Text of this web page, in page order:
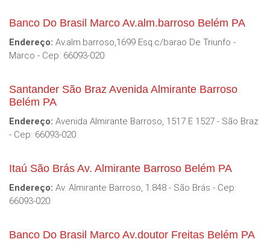
Banco Do Brasil Marco Av.alm.barroso Belém PA
Endereço: Av.alm.barroso,1699 Esq.c/barao De Triunfo -
Marco - Cep: 66093-020
Santander São Braz Avenida Almirante Barroso
Belém PA
Endereço: Avenida Almirante Barroso, 1517 E 1527 - São Braz
- Cep: 66093-020
Itaú São Brás Av. Almirante Barroso Belém PA
Endereço: Av. Almirante Barroso, 1.848 - São Brás - Cep:
66093-020
Banco Do Brasil Marco Av.doutor Freitas Belém PA